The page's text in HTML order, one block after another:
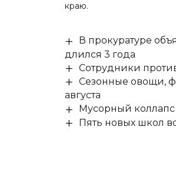
краю.
В прокуратуре
длился 3 года
Сотрудники
Сезонные овощи,
августа
Мусорный
Пять новых школ